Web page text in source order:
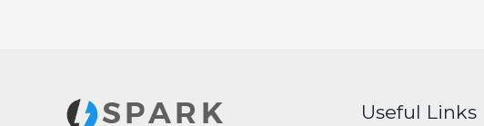
Useful Links